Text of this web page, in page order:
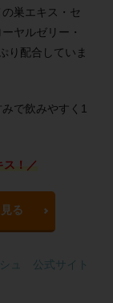
巣エキス・セ
ヤルゼリー・
り配合していま
で飲みやすく1
ス！／
る
ュ 公式サイト